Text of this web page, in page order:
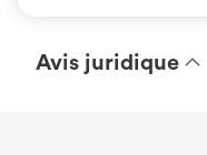
Avis juridique